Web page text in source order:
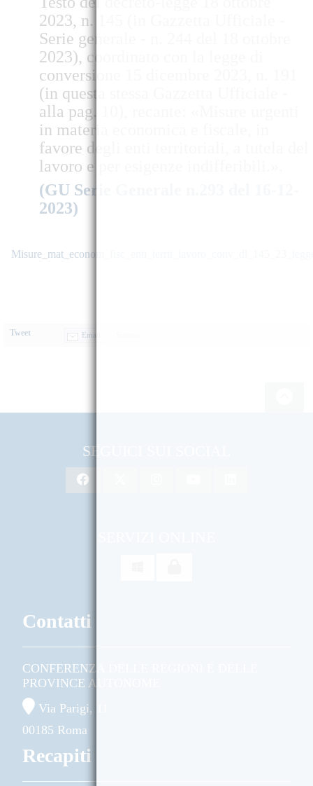
2023, n. 145 (in Gazzetta Ufficiale -
Serie generale - n. 244 del 18 ottobre
2023), coordinato con la legge di
conversione 15 dicembre 2023, n. 191
(in questa stessa Gazzetta Ufficiale -
alla pag. 10), recante: «Misure urgenti
in materia economica e fiscale, in
favore degli enti territoriali, a tutela del
lavoro e per esigenze indifferibili.».
(GU Serie Generale n.293 del 16-12-
2023)
Tweet Email
SEGUICI SUI SOCIAL
Contatti
CONFERENZA DELLE REGIONI E DELLE
PROVINCE AUTONOME
Via Parigi, 11
00185 Roma
Recapiti